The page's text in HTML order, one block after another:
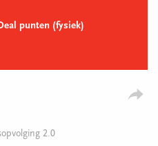
punten (fysiek)
2.0